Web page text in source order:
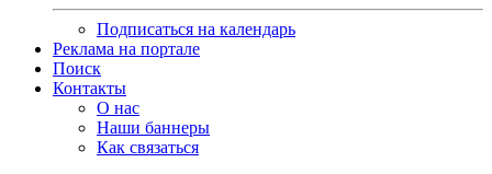
Подписаться на календарь
Реклама на портале
Поиск
Контакты
О нас
Наши баннеры
Как связаться